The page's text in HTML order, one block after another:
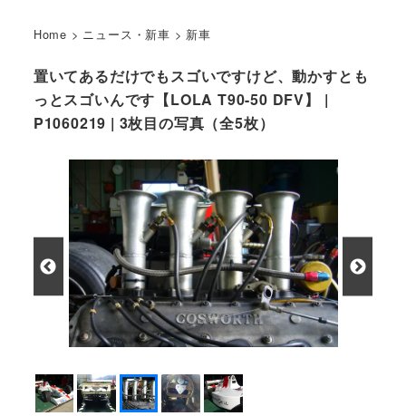
Home > ニュース・新車 > 新車
置いてあるだけでもスゴいですけど、動かすとも
っとスゴいんです【LOLA T90-50 DFV】 |
P1060219 | 3枚目の写真（全5枚）